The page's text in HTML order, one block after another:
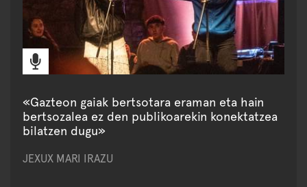
«Gazteon gaiak bertsotara eraman eta hain
bertsozalea ez den publikoarekin konektatzea
bilatzen dugu»
JEXUX MARI IRAZU